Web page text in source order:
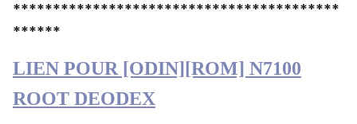
*****************************************
******
LIEN POUR[ODIN][ROM] N7100
ROOT DEODEX